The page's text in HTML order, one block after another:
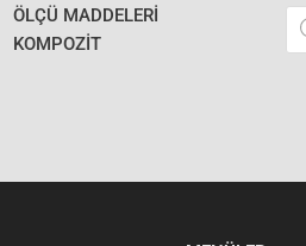
ÖLÇÜ MADDELERI
KOMPOZİT